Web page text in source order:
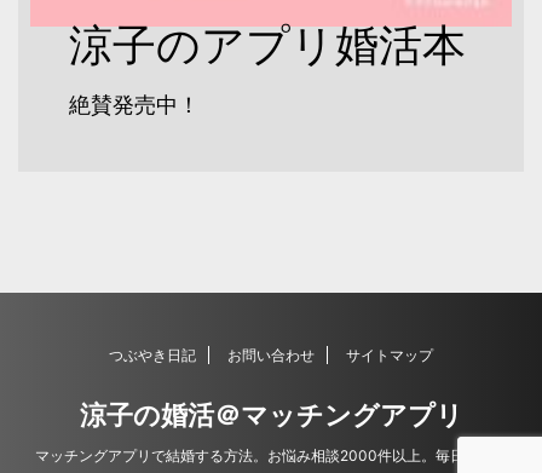
涼子のアプリ婚活本
絶賛発売中！
つぶやき日記 お問い合わせ サイトマップ
涼子の婚活＠マッチングアプリ
マッチングアプリで結婚する方法。お悩み相談2000件以上。毎日更新。